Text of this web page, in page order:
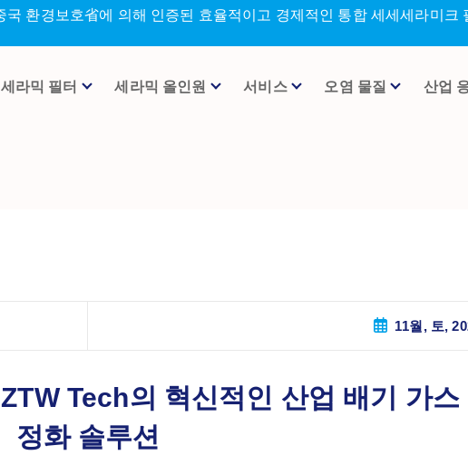
국 환경보호省에 의해 인증된 효율적이고 경제적인 통합 세세세라미크
세라믹 필터 세라믹 올인원 서비스 오염 물질 산업
11월, 토,
Tech의 혁신적인 산업 배기 가스
정화 솔루션